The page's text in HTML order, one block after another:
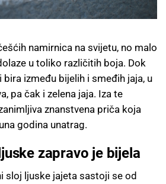
namirnica na svijetu, no malo
u toliko različitih boja. Dok
između bijelih i smeđih jaja, u
pa čak i zelena jaja. Iza te
znanstvena priča koja
godina unatrag.
zapravo je bijela
sloj ljuske jajeta sastoji se od